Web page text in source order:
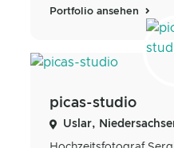
Portfolio ansehen
picas-studio
Uslar,